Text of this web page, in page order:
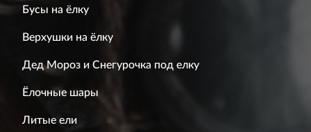
Бусы на ёлку
Верхушки на ёлку
Дед Мороз и Снегурочка под елку
Ёлочные шары
Литые ели